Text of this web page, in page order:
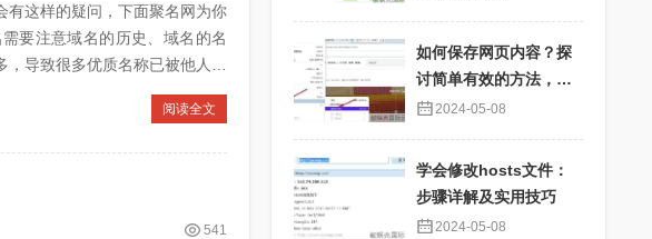
这样的疑问，下面聚名网为你
要注意域名的历史、域名的名
导致很多优质名称已被他人注
阅读全文
541
如何保存网页内容？探
讨简单有效的方法，确
保信息永久可用
2024-05-08
学会修改hosts文件：
步骤详解及实用技巧
2024-05-08